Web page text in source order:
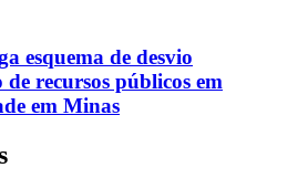
esquema de desvio
recursos públicos em
em Minas